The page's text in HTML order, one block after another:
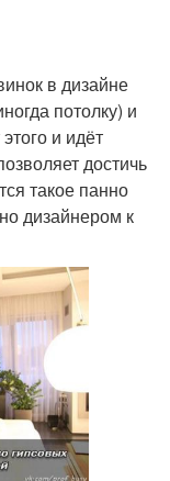
в дизайне
потолку) и
и идёт
достичь
такое панно
дизайнером к